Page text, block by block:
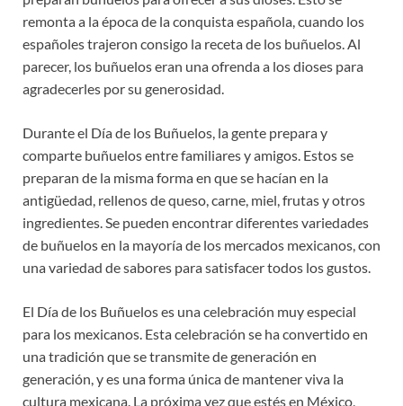
remonta a la época de la conquista española, cuando los
españoles trajeron consigo la receta de los buñuelos. Al
parecer, los buñuelos eran una ofrenda a los dioses para
agradecerles por su generosidad.
Durante el Día de los Buñuelos, la gente prepara y
comparte buñuelos entre familiares y amigos. Estos se
preparan de la misma forma en que se hacían en la
antigüedad, rellenos de queso, carne, miel, frutas y otros
ingredientes. Se pueden encontrar diferentes variedades
de buñuelos en la mayoría de los mercados mexicanos, con
una variedad de sabores para satisfacer todos los gustos.
El Día de los Buñuelos es una celebración muy especial
para los mexicanos. Esta celebración se ha convertido en
una tradición que se transmite de generación en
generación, y es una forma única de mantener viva la
cultura mexicana. La próxima vez que estés en México,